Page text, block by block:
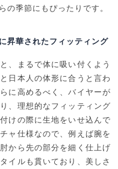
の季節にもぴったりです。
昇華されたフィッティング
、まるで体に吸い付くよう
日本人の体形に合うと言わ
に高めるべく、バイヤーが
、理想的なフィッティング
けの際に生地をいせ込んで
ャ仕様なので、例えば腕を
から先の部分を細く仕上げ
イルも貫いており、美しさ